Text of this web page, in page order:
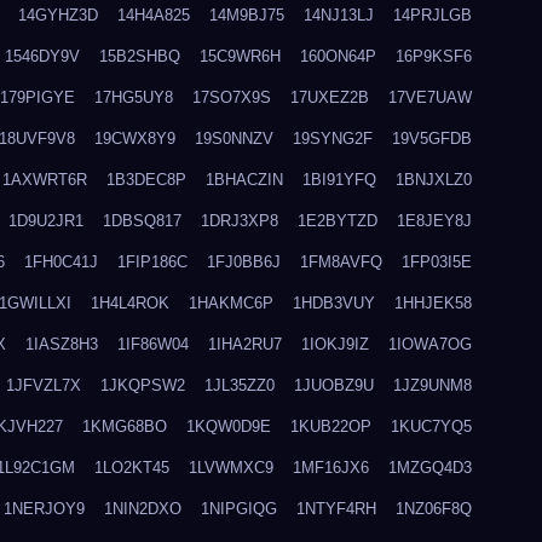
14GYHZ3D 14H4A825 14M9BJ75 14NJ13LJ 14PRJLGB
1546DY9V 15B2SHBQ 15C9WR6H 160ON64P 16P9KSF6
179PIGYE 17HG5UY8 17SO7X9S 17UXEZ2B 17VE7UAW
18UVF9V8 19CWX8Y9 19S0NNZV 19SYNG2F 19V5GFDB
1AXWRT6R 1B3DEC8P 1BHACZIN 1BI91YFQ 1BNJXLZ0
1D9U2JR1 1DBSQ817 1DRJ3XP8 1E2BYTZD 1E8JEY8J
1FH0C41J 1FIP186C 1FJ0BB6J 1FM8AVFQ 1FP03I5E
1GWILLXI 1H4L4ROK 1HAKMC6P 1HDB3VUY 1HHJEK58
1IASZ8H3 1IF86W04 1IHA2RU7 1IOKJ9IZ 1IOWA7OG
1JFVZL7X 1JKQPSW2 1JL35ZZ0 1JUOBZ9U 1JZ9UNM8
1KMG68BO 1KQW0D9E 1KUB22OP 1KUC7YQ5
1LO2KT45 1LVWMXC9 1MF16JX6 1MZGQ4D3
1NERJOY9 1NIN2DXO 1NIPGIQG 1NTYF4RH 1NZ06F8Q